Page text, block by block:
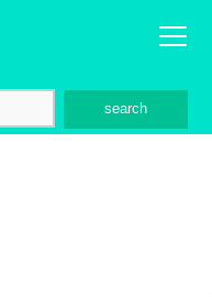
search